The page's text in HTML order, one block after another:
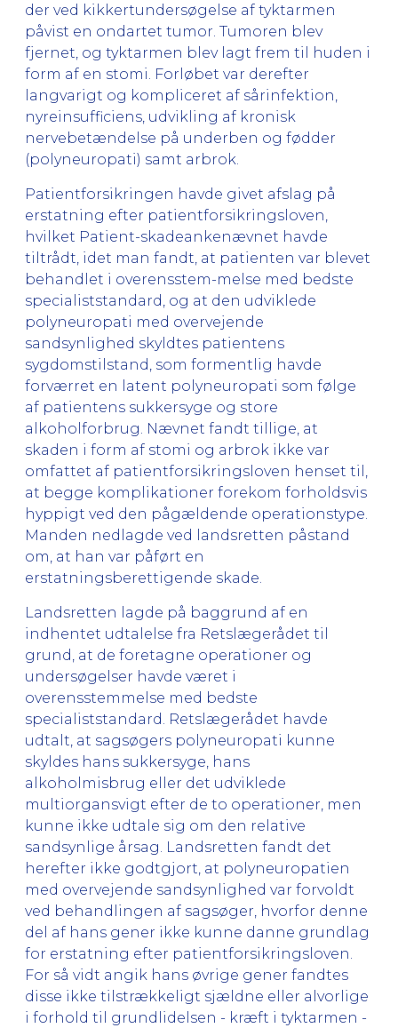
der ved kikkertundersøgelse af tyktarmen
påvist en ondartet tumor. Tumoren blev
fjernet, og tyktarmen blev lagt frem til huden i
form af en stomi. Forløbet var derefter
langvarigt og kompliceret af sårinfektion,
nyreinsufficiens, udvikling af kronisk
nervebetændelse på underben og fødder
(polyneuropati) samt arbrok.
Patientforsikringen havde givet afslag på
erstatning efter patientforsikringsloven,
hvilket Patient-skadeankenævnet havde
tiltrådt, idet man fandt, at patienten var blevet
behandlet i overensstem-melse med bedste
specialiststandard, og at den udviklede
polyneuropati med overvejende
sandsynlighed skyldtes patientens
sygdomstilstand, som formentlig havde
forværret en latent polyneuropati som følge
af patientens sukkersyge og store
alkoholforbrug. Nævnet fandt tillige, at
skaden i form af stomi og arbrok ikke var
omfattet af patientforsikringsloven henset til,
at begge komplikationer forekom forholdsvis
hyppigt ved den pågældende operationstype.
Manden nedlagde ved landsretten påstand
om, at han var påført en
erstatningsberettigende skade.
Landsretten lagde på baggrund af en
indhentet udtalelse fra Retslægerådet til
grund, at de foretagne operationer og
undersøgelser havde været i
overensstemmelse med bedste
specialiststandard. Retslægerådet havde
udtalt, at sagsøgers polyneuropati kunne
skyldes hans sukkersyge, hans
alkoholmisbrug eller det udviklede
multiorgansvigt efter de to operationer, men
kunne ikke udtale sig om den relative
sandsynlige årsag. Landsretten fandt det
herefter ikke godtgjort, at polyneuropatien
med overvejende sandsynlighed var forvoldt
ved behandlingen af sagsøger, hvorfor denne
del af hans gener ikke kunne danne grundlag
for erstatning efter patientforsikringsloven.
For så vidt angik hans øvrige gener fandtes
disse ikke tilstrækkeligt sjældne eller alvorlige
i forhold til grundlidelsen - kræft i tyktarmen -